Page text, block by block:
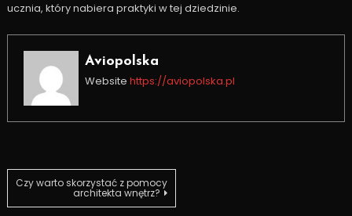
ucznia, który nabiera praktyki w tej dziedzinie.
Aviopolska
Website https://aviopolska.pl
Nawigacja
Czy warto skorzystać z pomocy
architekta wnętrz?